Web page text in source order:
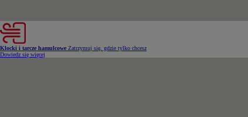
Klocki i tarcze hamulcowe Zatrzymuj się, gdzie tylko chcesz
Dowiedz się więcej